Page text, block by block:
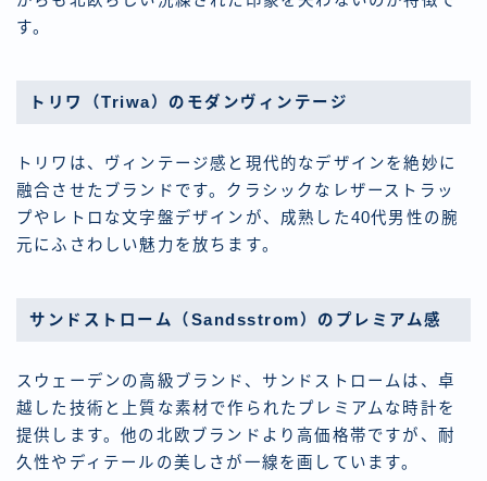
す。
トリワ（Triwa）のモダンヴィンテージ
トリワは、ヴィンテージ感と現代的なデザインを絶妙に
融合させたブランドです。クラシックなレザーストラッ
プやレトロな文字盤デザインが、成熟した40代男性の腕
元にふさわしい魅力を放ちます。
サンドストローム（Sandsstrom）のプレミアム感
スウェーデンの高級ブランド、サンドストロームは、卓
越した技術と上質な素材で作られたプレミアムな時計を
提供します。他の北欧ブランドより高価格帯ですが、耐
久性やディテールの美しさが一線を画しています。